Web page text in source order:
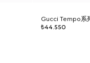
Gucci Tempo系
₺44.550